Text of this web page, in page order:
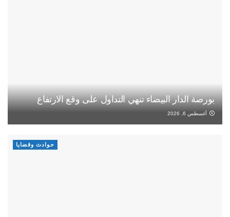
بورصة الدار البيضاء تنهي التداول على وقع الارتفاع
أغسطس 6, 2026
حوادث وقضايا